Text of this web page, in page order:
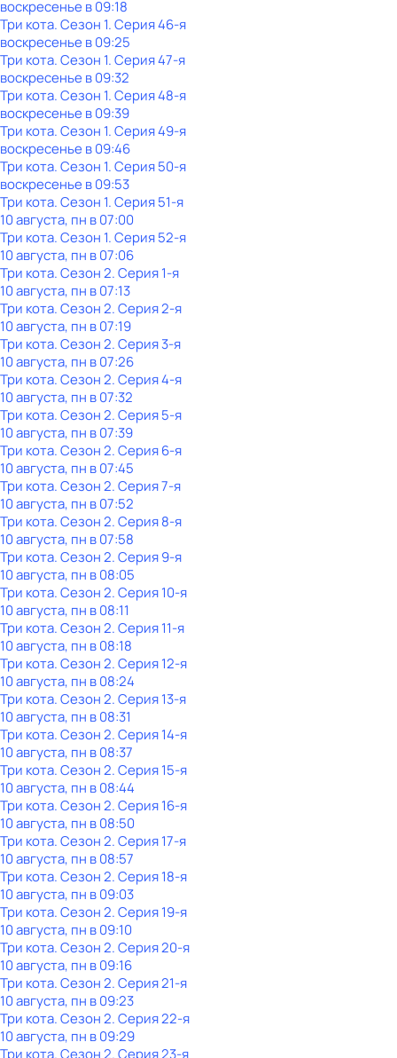
воскресенье в09:18
Три кота. Сезон 1. Серия 46-я
воскресенье в09:25
Три кота. Сезон 1. Серия 47-я
воскресенье в09:32
Три кота. Сезон 1. Серия 48-я
воскресенье в09:39
Три кота. Сезон 1. Серия 49-я
воскресенье в09:46
Три кота. Сезон 1. Серия 50-я
воскресенье в09:53
Три кота. Сезон 1. Серия 51-я
10 августа, пн в 07:00
Три кота. Сезон 1. Серия 52-я
10 августа, пн в 07:06
Три кота. Сезон 2. Серия 1-я
10 августа, пн в 07:13
Три кота. Сезон 2. Серия 2-я
10 августа, пн в 07:19
Три кота. Сезон 2. Серия 3-я
10 августа, пн в 07:26
Три кота. Сезон 2. Серия 4-я
10 августа, пн в 07:32
Три кота. Сезон 2. Серия 5-я
10 августа, пн в 07:39
Три кота. Сезон 2. Серия 6-я
10 августа, пн в 07:45
Три кота. Сезон 2. Серия 7-я
10 августа, пн в 07:52
Три кота. Сезон 2. Серия 8-я
10 августа, пн в 07:58
Три кота. Сезон 2. Серия 9-я
10 августа, пн в 08:05
Три кота. Сезон 2. Серия 10-я
10 августа, пн в 08:11
Три кота. Сезон 2. Серия 11-я
10 августа, пн в 08:18
Три кота. Сезон 2. Серия 12-я
10 августа, пн в 08:24
Три кота. Сезон 2. Серия 13-я
10 августа, пн в 08:31
Три кота. Сезон 2. Серия 14-я
10 августа, пн в 08:37
Три кота. Сезон 2. Серия 15-я
10 августа, пн в 08:44
Три кота. Сезон 2. Серия 16-я
10 августа, пн в 08:50
Три кота. Сезон 2. Серия 17-я
10 августа, пн в 08:57
Три кота. Сезон 2. Серия 18-я
10 августа, пн в 09:03
Три кота. Сезон 2. Серия 19-я
10 августа, пн в 09:10
Три кота. Сезон 2. Серия 20-я
10 августа, пн в 09:16
Три кота. Сезон 2. Серия 21-я
10 августа, пн в 09:23
Три кота. Сезон 2. Серия 22-я
10 августа, пн в 09:29
Три кота. Сезон 2. Серия 23-я